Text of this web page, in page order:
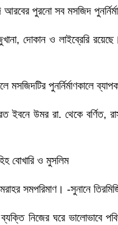
পুরনো সব মসজিদ
দোকান ও লাইব্রেরি
মসজিদটির পুনর্নির্মাণকালে
ইবনে উমর রা. থেকে
বোখারি ও মুসলিম
সমপরিমাণ। -সুনানে
নিজের ঘরে